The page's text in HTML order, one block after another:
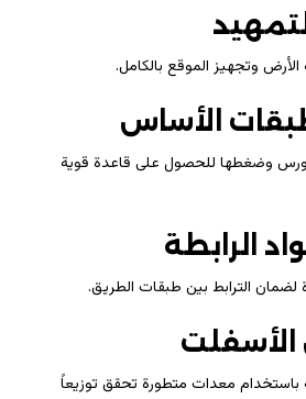
وتجهيز الموقع بالكامل.
طبقات الأساس
وضغطها للحصول على قاعدة قوية
الرابطة
الترابط بين طبقات الطريق.
باستخدام معدات متطورة تحقق توزيعاً